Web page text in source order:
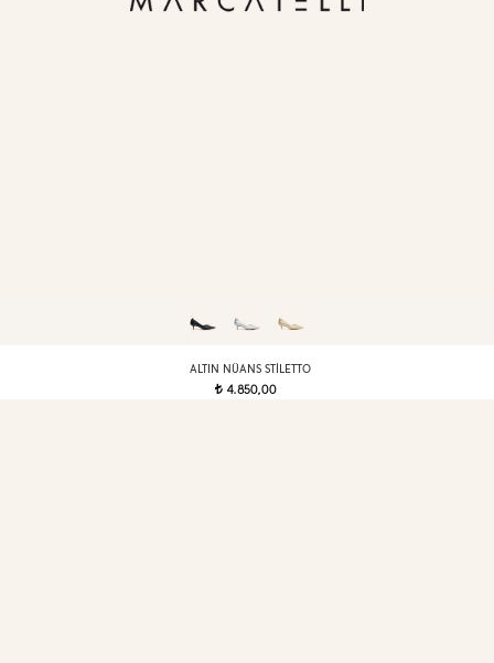
ALTIN NÜANS STILETTO
t 4.850,00